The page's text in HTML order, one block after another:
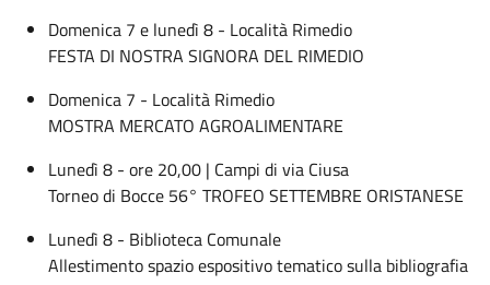
Domenica 7 e lunedì 8 - Località Rimedio
FESTA DI NOSTRA SIGNORA DEL RIMEDIO
Domenica 7 - Località Rimedio
MOSTRA MERCATO AGROALIMENTARE
Lunedì 8 - ore 20,00 | Campi di via Ciusa
Torneo di Bocce 56° TROFEO SETTEMBRE ORISTANESE
Lunedì 8 - Biblioteca Comunale
Allestimento spazio espositivo tematico sulla bibliografia